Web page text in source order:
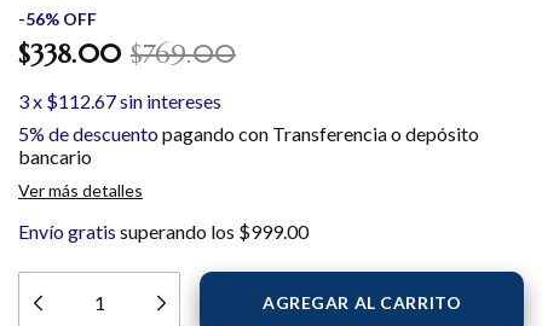
-56% OFF
$338.00 $769.00
3x $112.67sin intereses
5% de descuentopagando con Transferencia o depósito
bancario
Ver más detalles
Envío gratis superando los $999.00